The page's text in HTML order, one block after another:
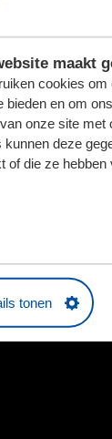
maakt
cookies
bieden en om
onze site met
kunnen deze
of die ze
tonen
van
te vallen
deelde
het